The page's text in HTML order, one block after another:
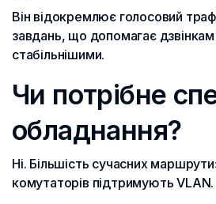
Він відокремлює голосовий
завдань, що допомагає дзвінкам
стабільнішими.
Чи потрібне
обладнання?
Ні. Більшість сучасних
комутаторів підтримують VLAN.